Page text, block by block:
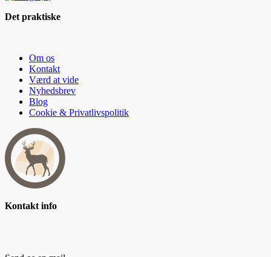
Det praktiske
Om os
Kontakt
Værd at vide
Nyhedsbrev
Blog
Cookie & Privatlivspolitik
Kontakt info